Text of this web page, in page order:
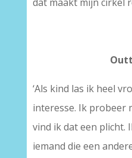
‘Als kind las ik heel
interesse. Ik probeer
vind ik dat een plicht.
iemand die een